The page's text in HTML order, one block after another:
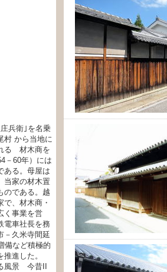
兵衛｣を名乗
村 から当地に
る 材木商を
－60年）には
ある。母屋は
当家の材木置
のである。越
で、材木商・
く事業を営
電車社長を務
－久米寺間延
備など積極的
進した。
風景 今昔II